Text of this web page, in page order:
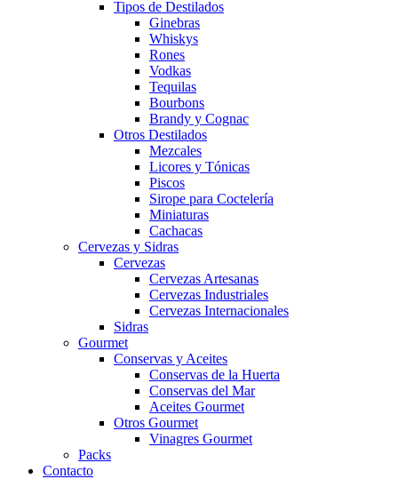
Tipos de Destilados
Ginebras
Whiskys
Rones
Vodkas
Tequilas
Bourbons
Brandy y Cognac
Otros Destilados
Mezcales
Licores y Tónicas
Piscos
Sirope para Coctelería
Miniaturas
Cachacas
Cervezas y Sidras
Cervezas
Cervezas Artesanas
Cervezas Industriales
Cervezas Internacionales
Sidras
Gourmet
Conservas y Aceites
Conservas de la Huerta
Conservas del Mar
Aceites Gourmet
Otros Gourmet
Vinagres Gourmet
Packs
Contacto